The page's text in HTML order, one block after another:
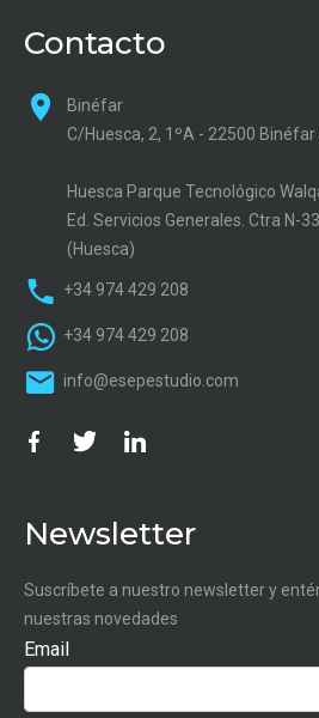
Contacto
Binéfar
C/Huesca, 2, 1ºA - 22500 Binéfar
Huesca Parque Tecnológico
Ed. Servicios Generales. Ctra N-
(Huesca)
+34 974 429 208
+34 974 429 208
info@esepestudio.com
Newsletter
Suscríbete a nuestro newsletter y
nuestras novedades
Email